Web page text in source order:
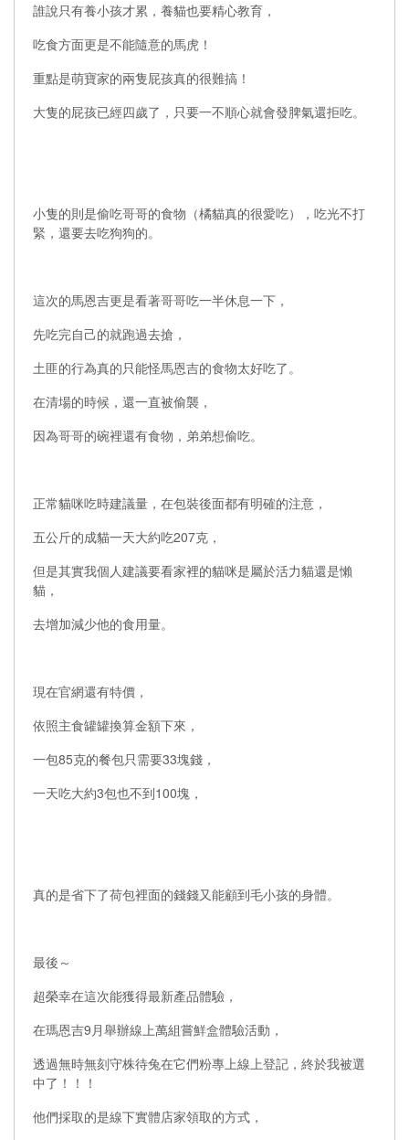
誰說只有養小孩才累，養貓也要精心教育，
吃食方面更是不能隨意的馬虎！
重點是萌寶家的兩隻屁孩真的很難搞！
大隻的屁孩已經四歲了，只要一不順心就會發脾氣還拒吃。
小隻的則是偷吃哥哥的食物（橘貓真的很愛吃），吃光不打
緊，還要去吃狗狗的。
這次的馬恩吉更是看著哥哥吃一半休息一下，
先吃完自己的就跑過去搶，
土匪的行為真的只能怪馬恩吉的食物太好吃了。
在清場的時候，還一直被偷襲，
因為哥哥的碗裡還有食物，弟弟想偷吃。
正常貓咪吃時建議量，在包裝後面都有明確的注意，
五公斤的成貓一天大約吃207克，
但是其實我個人建議要看家裡的貓咪是屬於活力貓還是懶
貓，
去增加減少他的食用量。
現在官網還有特價，
依照主食罐罐換算金額下來，
一包85克的餐包只需要33塊錢，
一天吃大約3包也不到100塊，
真的是省下了荷包裡面的錢錢又能顧到毛小孩的身體。
最後～
超榮幸在這次能獲得最新產品體驗，
在瑪恩吉9月舉辦線上萬組嘗鮮盒體驗活動，
透過無時無刻守株待兔在它們粉專上線上登記，終於我被選
中了！！！
他們採取的是線下實體店家領取的方式，